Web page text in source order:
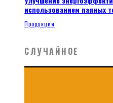
использованием паяных
Продукция
СЛУЧАЙНОЕ